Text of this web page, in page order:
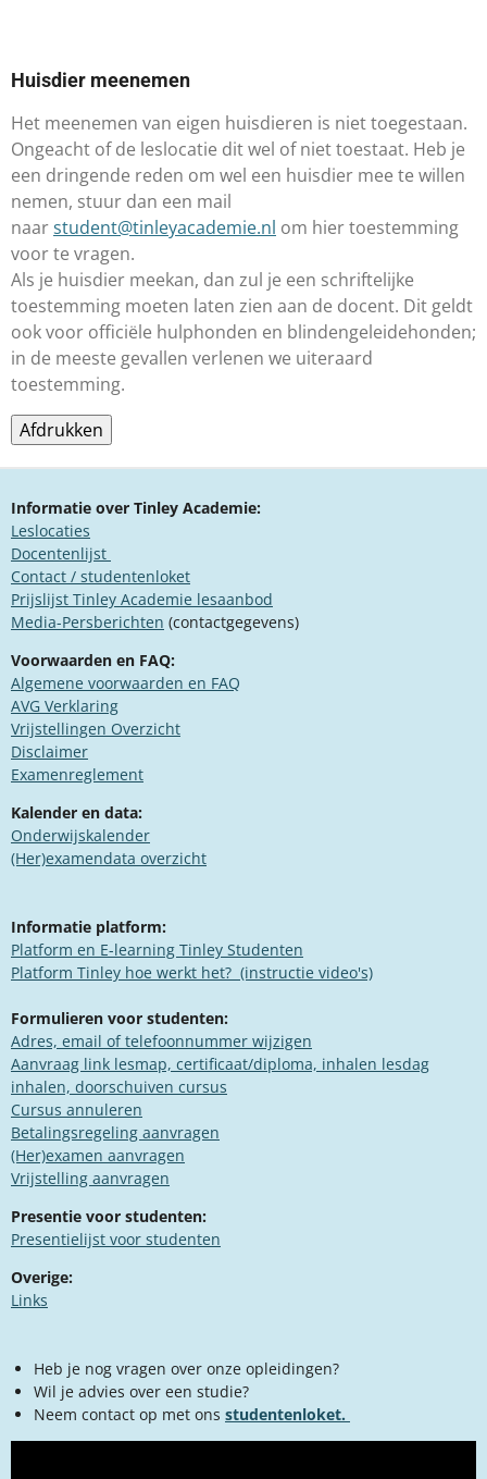
Huisdier meenemen
Het meenemen van eigen huisdieren is niet toegestaan.
Ongeacht of de leslocatie dit wel of niet toestaat. Heb je
een dringende reden om wel een huisdier mee te willen
nemen, stuur dan een mail
naarstudent@tinleyacademie.nl om hier toestemming
voor te vragen.
Als je huisdier meekan, dan zul je een schriftelijke
toestemming moeten laten zien aan de docent. Dit geldt
ook voor officiële hulphonden en blindengeleidehonden;
in de meeste gevallen verlenen we uiteraard
toestemming.
Afdrukken
Informatie over Tinley Academie:
Leslocaties
Docentenlijst
Contact / studentenloket
Prijslijst Tinley Academie lesaanbod
Media-Persberichten (contactgegevens)
Voorwaarden en FAQ:
Algemene voorwaarden en FAQ
​AVG Verklaring
​Vrijstellingen Overzicht
Disclaimer
Examenreglement
Kalender en data:
Onderwijskalender
(Her)examendata overzicht
Informatie platform:
Platform en E-learning Tinley Studenten
​​Platform Tinley hoe werkt het? (instructie video's)
Formulieren voor studenten:
Adres, email of telefoonnummer wijzigen
Aanvraag link lesmap, certificaat/diploma, inhalen lesdag
inhalen, doorschuiven cursus
Cursus annuleren
Betalingsregeling aanvragen
(Her)examen aanvragen​
Vrijstelling aanvragen
Presentie voor studenten:
Presentielijst voor studenten
Overige:
Links​
Heb je nog vragen over onze opleidingen?
Wil je advies over een studie?
Neem contact op met ons studentenloket.